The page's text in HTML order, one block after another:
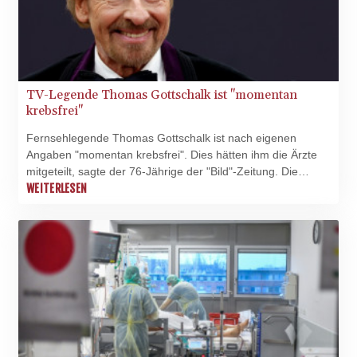
TV-Legende Thomas Gottschalk ist "momentan
krebsfrei"
Fernsehlegende Thomas Gottschalk ist nach eigenen
Angaben "momentan krebsfrei". Dies hätten ihm die Ärzte
mitgeteilt, sagte der 76-Jährige der "Bild"-Zeitung. Die
jüngste Untersuchung habe ergeben, dass er keinerlei
ist eine gute Nachricht, und ich bin natürlich entsprechend
froh, dass ich diese Auskunft geben kann."
WEITERLESEN